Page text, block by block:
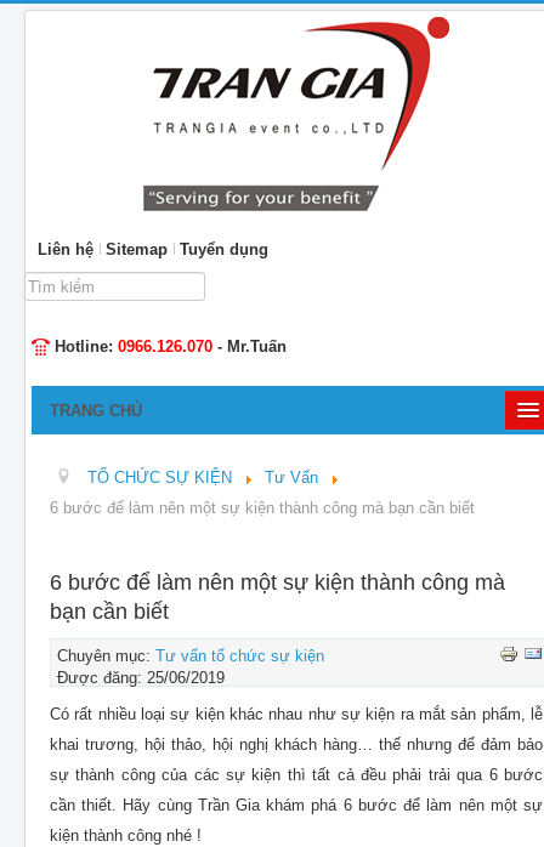
Liên hệ Sitemap
Tuyển dụng
Tìm
kiếm...
Hotline: 0966.126.070 - Mr.Tuấn
TRANG CHỦ
TỔ CHỨC SỰ KIỆN
THIẾT KẾ
THI CÔNG - LẮP ĐẶT THIẾT BỊ
TỔ CHỨC SỰ KIỆN
Tư Vấn
6 bước để làm nên một sự kiện thành công mà bạn cần biết
6 bước để làm nên một sự kiện thành công mà
bạn cần biết
Chuyên mục: Tư vấn tổ chức sự kiện
Được đăng: 25/06/2019
Có rất nhiều loại sự kiện khác nhau như sự kiện ra mắt sản phẩm, lễ
khai trương, hội thảo, hội nghị khách hàng… thế nhưng để đảm bảo
sự thành công của các sự kiện thì tất cả đều phải trải qua 6 bước
cần thiết. Hãy cùng Trần Gia khám phá 6 bước để làm nên một sự
kiện thành công nhé !